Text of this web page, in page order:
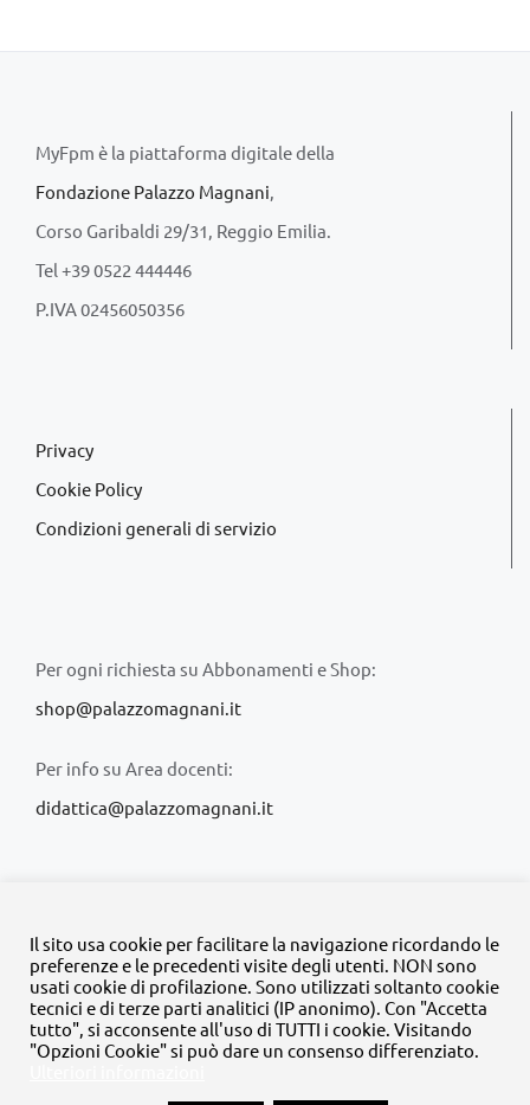
MyFpm è la piattaforma digitale della
Fondazione Palazzo Magnani,
Corso Garibaldi 29/31, Reggio Emilia.
Tel +39 0522 444446
P.IVA 02456050356
Privacy
Cookie Policy
Condizioni generali di servizio
Per ogni richiesta su Abbonamenti e Shop:
shop@palazzomagnani.it
Per info su Area docenti:
didattica@palazzomagnani.it
© Copyright 2020 -2026 | Tutti i diritti riservati | MyFpm è un
progetto dellaFondazione Palazzo Magnani
Il sito usa cookie per facilitare la navigazione ricordando le
preferenze e le precedenti visite degli utenti. NON sono
usati cookie di profilazione. Sono utilizzati soltanto cookie
tecnici e di terze parti analitici (IP anonimo). Con "Accetta
tutto", si acconsente all'uso di TUTTI i cookie. Visitando
"Opzioni Cookie" si può dare un consenso differenziato.